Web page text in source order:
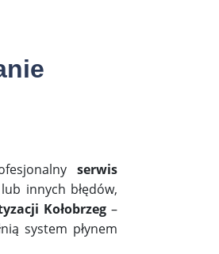
serwis
innych błędów,
Kołobrzeg–
system płynem